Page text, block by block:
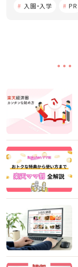
入園・入学 PR